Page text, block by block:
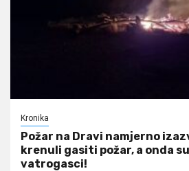
Kronika
Požar na Dravi namjerno
krenuli gasiti požar, a onda
vatrogasci!